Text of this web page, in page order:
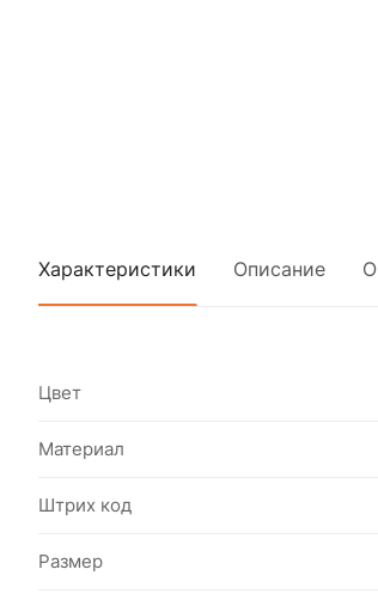
Характеристики Описание
Цвет
Материал
Штрих код
Размер